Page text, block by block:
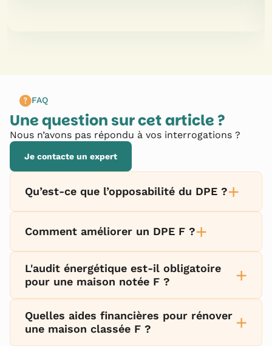
FAQ
Une question sur cet article ?
Nous n’avons pas répondu à vos interrogations ?
Je contacte un expert
Qu’est-ce que l’opposabilité du DPE ?+
Comment améliorer un DPE F ?+
L'audit énergétique est-il obligatoire
pour une maison notée F ?
+
Quelles aides financières pour rénover
une maison classée F ?
+